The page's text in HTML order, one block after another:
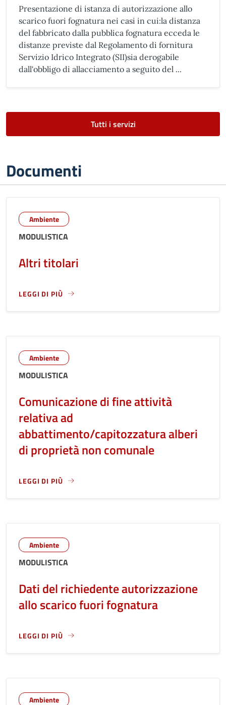
Presentazione di istanza di autorizzazione allo
scarico fuori fognatura nei casi in cui:la distanza
del fabbricato dalla pubblica fognatura ecceda le
distanze previste dal Regolamento di fornitura
Servizio Idrico Integrato (SII)sia derogabile
dall'obbligo di allacciamento a seguito del ...
Tutti i servizi
Documenti
Ambiente
MODULISTICA
Altri titolari
LEGGI DI PIÙ
LEGGI ANCORA RIGUARDO A: ALTRI TITOLARI "
Ambiente
MODULISTICA
Comunicazione di fine attività
relativa ad
abbattimento/capitozzatura alberi
di proprietà non comunale
LEGGI DI PIÙ
LEGGI ANCORA RIGUARDO A: COMUNICAZIONE DI FINE
Ambiente
MODULISTICA
Dati del richiedente autorizzazione
allo scarico fuori fognatura
LEGGI DI PIÙ
LEGGI ANCORA RIGUARDO A: DATI DEL RICHIEDENTE
Ambiente